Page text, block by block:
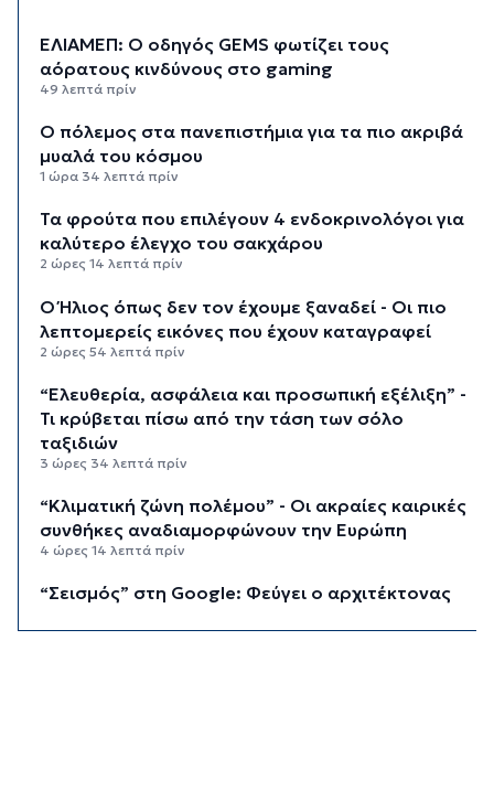
ΕΛΙΑΜΕΠ: Ο οδηγός GEMS φωτίζει τους
αόρατους κινδύνους στο gaming
49 λεπτά πρίν
Ο πόλεμος στα πανεπιστήμια για τα πιο ακριβά
μυαλά του κόσμου
1 ώρα 34 λεπτά πρίν
Τα φρούτα που επιλέγουν 4 ενδοκρινολόγοι για
καλύτερο έλεγχο του σακχάρου
2 ώρες 14 λεπτά πρίν
Ο Ήλιος όπως δεν τον έχουμε ξαναδεί - Οι πιο
λεπτομερείς εικόνες που έχουν καταγραφεί
2 ώρες 54 λεπτά πρίν
“Ελευθερία, ασφάλεια και προσωπική εξέλιξη” -
Τι κρύβεται πίσω από την τάση των σόλο
ταξιδιών
3 ώρες 34 λεπτά πρίν
“Κλιματική ζώνη πολέμου” - Οι ακραίες καιρικές
συνθήκες αναδιαμορφώνουν την Ευρώπη
4 ώρες 14 λεπτά πρίν
“Σεισμός” στη Google: Φεύγει ο αρχιτέκτονας